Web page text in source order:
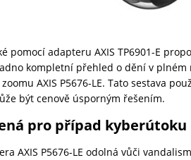
pomocí adapteru AXIS TP6901-E
kompletní přehled o dění v
AXIS P5676-LE. Tato sestava
být cenově úsporným řešením.
pro případ kyberútoku
AXIS P5676-LE odolná vůči